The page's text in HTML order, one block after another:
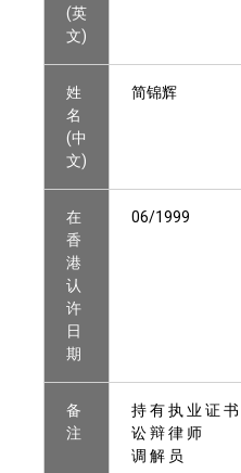
(英
文)
姓
名
(中
文)
简锦辉
在
香
港
认
许
日
期
06/1999
备
注
持 有 执 业 证 书
讼 辩 律 师
调 解 员